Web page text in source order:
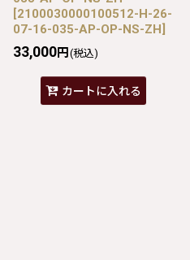
[2100030000100512-H-26-
07-16-035-AP-OP-NS-ZH]
33,000円 (税込)
カートに入れる